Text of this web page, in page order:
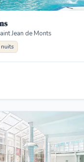
Jean de Monts